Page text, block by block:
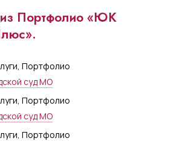
Портфолио «ЮК
, Портфолио
суд МО
, Портфолио
суд МО
, Портфолио